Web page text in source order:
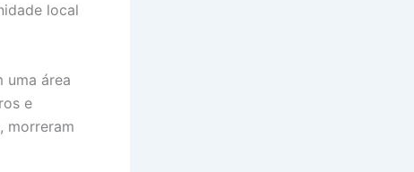
local
uma área
e
morreram